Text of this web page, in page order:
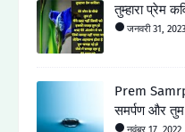
तुम्हारा प्रेम
जनवरी 31, 2023
Prem
समर्पण और तुम
नवंबर 17, 2022